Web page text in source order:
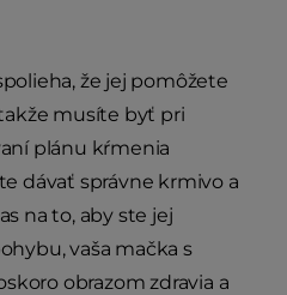
že jej pomôžete
musíte byť pri
plánu kŕmenia
dávať správne krmivo a
na to, aby ste jej
vaša mačka s
obrazom zdravia a